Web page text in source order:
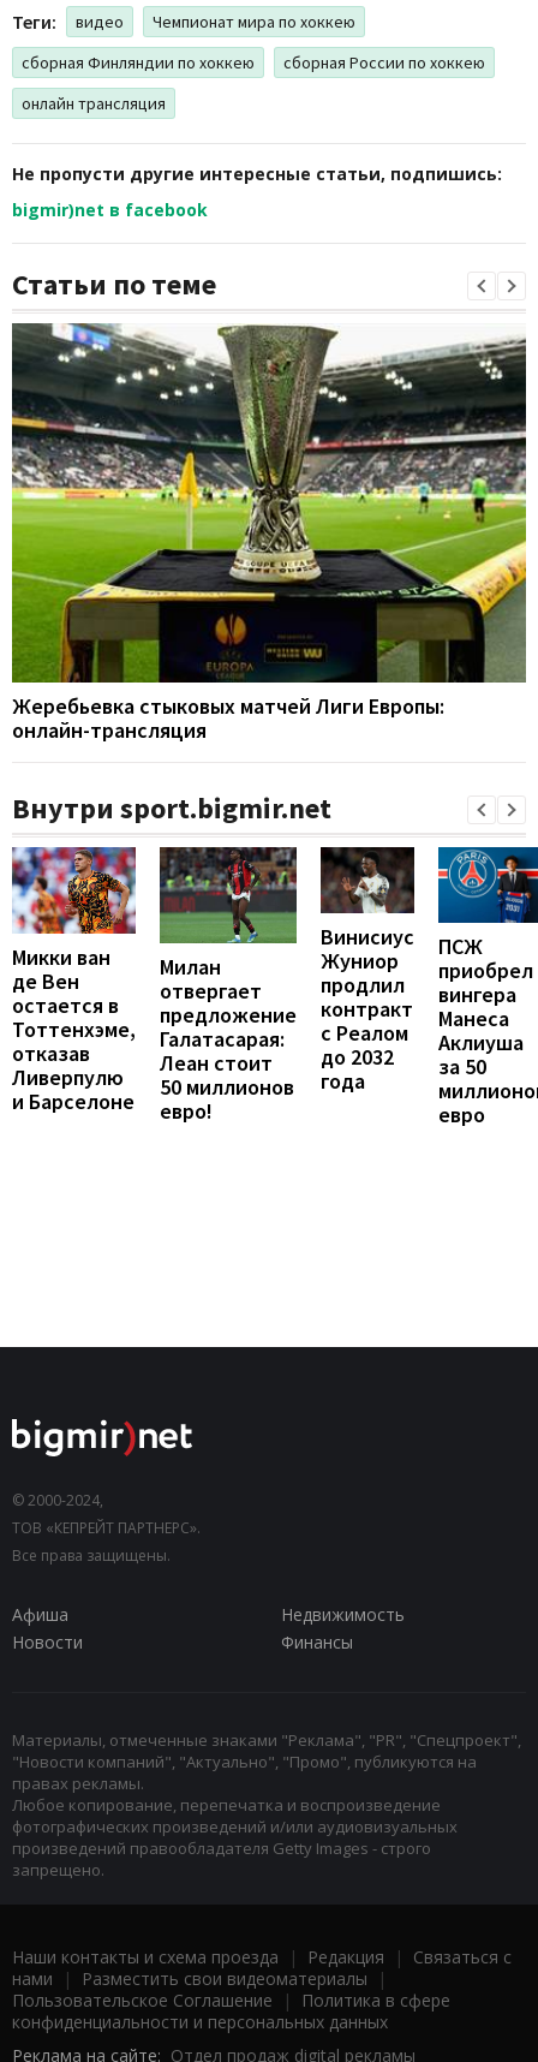
Теги: видео
Чемпионат мира по хоккею
сборная Финляндии по хоккею
сборная России по хоккею
онлайн трансляция
Не пропусти другие интересные статьи, подпишись:
bigmir)net в facebook
Статьи по теме
Жеребьевка стыковых матчей Лиги Европы:
онлайн-трансляция
Внутри sport.bigmir.net
Микки ван
де Вен
остается в
Тоттенхэме,
отказав
Ливерпулю
и Барселоне
Милан
отвергает
предложение
Галатасарая:
Леан стоит
50 миллионов
евро!
Винисиус
Жуниор
продлил
контракт
с Реалом
до 2032
года
ПСЖ
приобрел
вингера
Манеса
Аклиуша
за 50
евро
© 2000-2024,
ТОВ «КЕПРЕЙТ ПАРТНЕРС».
Все права защищены.
Афиша
Недвижимость
Новости
Финансы
Материалы, отмеченные знаками "Реклама", "PR", "Спецпроект",
"Новости компаний", "Актуально", "Промо", публикуются на
правах рекламы.
Любое копирование, перепечатка и воспроизведение
фотографических произведений и/или аудиовизуальных
произведений правообладателя Getty Images - строго
запрещено.
Наши контакты и схема проезда | Редакция | Связаться с
нами | Разместить свои видеоматериалы |
Пользовательское Соглашение |
Политика в сфере
конфиденциальности и персональных данных
Реклама на сайте: Отдел продаж digital рекламы